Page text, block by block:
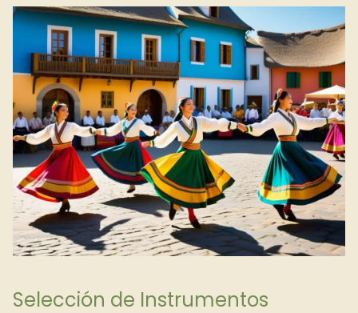
Selección de Instrumentos